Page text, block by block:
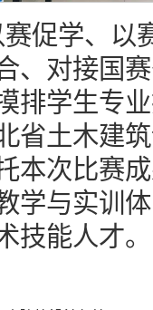
促学、以
、对接国
排学生专
省土木建
本次比赛
学与实训
技能人才。